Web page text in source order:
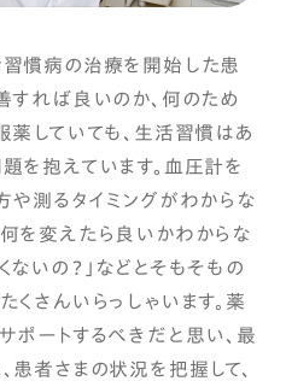
慣病の治療を開始した患
すれば良いのか、何のため
薬していても、生活習慣はあ
を抱えています。血圧計を
や測るタイミングがわからな
を変えたら良いかわからな
ないの？」などとそもそもの
くさんいらっしゃいます。薬
ポートするべきだと思い、最
患者さまの状況を把握して、